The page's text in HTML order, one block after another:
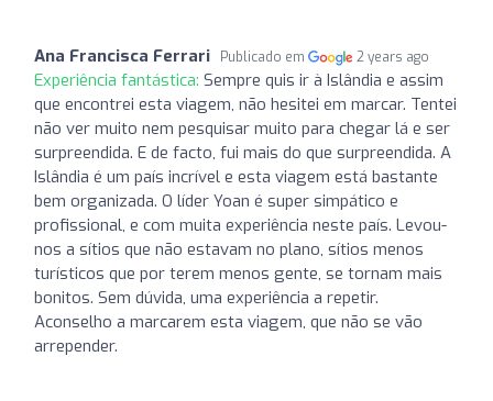
Ana Francisca Ferrari Publicado em 2 years ago
Experiência fantástica: Sempre quis ir à Islândia e assim
que encontrei esta viagem, não hesitei em marcar. Tentei
não ver muito nem pesquisar muito para chegar lá e ser
surpreendida. E de facto, fui mais do que surpreendida. A
Islândia é um país incrível e esta viagem está bastante
bem organizada. O líder Yoan é super simpático e
profissional, e com muita experiência neste país. Levou-
nos a sítios que não estavam no plano, sítios menos
turísticos que por terem menos gente, se tornam mais
bonitos. Sem dúvida, uma experiência a repetir.
Aconselho a marcarem esta viagem, que não se vão
arrepender.